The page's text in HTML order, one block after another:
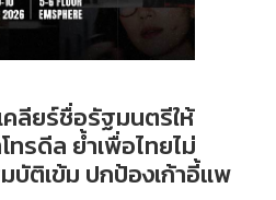
ลียร์ชื่อรัฐมนตรีให้
ทรดีล ย้ำเพื่อไทยไม่
บัติเข้ม ปกป้องเก้าอี้แพ